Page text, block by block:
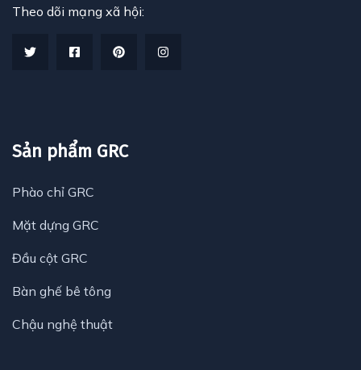
Theo dõi mạng xã hội:
Sản phẩm GRC
Phào chỉ GRC
Mặt dựng GRC
Đầu cột GRC
Bàn ghế bê tông
Chậu nghệ thuật